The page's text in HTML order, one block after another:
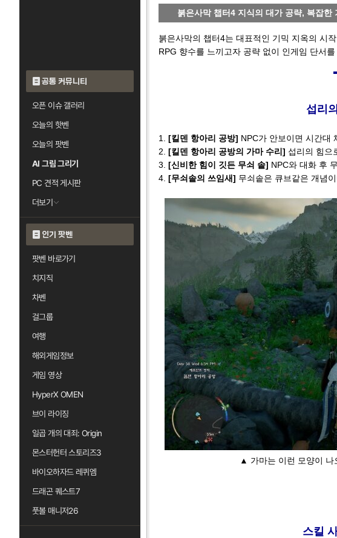
공통 커뮤니티
오픈 이슈 갤러리
오늘의 핫벤
오늘의 팟벤
AI 그림 그리기
PC 견적 게시판
더보기
인기 팟벤
팟벤 바로가기
치지직
차벤
걸그룹
여행
해외게임정보
게임 영상
HyperX OMEN
브이 라이징
일곱 개의 대죄: Origin
몬스터헌터 스토리즈3
바이오하자드 레퀴엠
드래곤 퀘스트7
풋볼 매니저26
붉은사막 챕터4 지식의 대가 공략, 복잡한
붉은사막의 챕터4는 대표적인 기믹 지옥의 시
RPG 향수를 느끼고자 공략 없이 인게임 단서
섭리
1. [킬덴 항아리 공방] NPC가 안보이면 시간대
2. [킬덴 항아리 공방의 가마 수리] 섭리의 힘으
3. [신비한 힘이 깃든 무쇠 솥] NPC와 대화 후
4. [무쇠솥의 쓰임새] 무쇠솥은 큐브같은 개념
▲ 가마는 이런 모양이 나
스킬